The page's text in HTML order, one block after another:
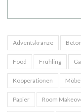
Adventskränze Beton
Food Frühling
Kooperationen
Papier Room